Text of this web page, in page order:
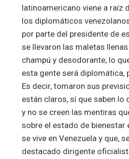
latinoamericano viene a raíz
los diplomáticos
por parte del presidente de
se llevaron las maletas
champú y desodorante, lo
esta gente será diplomática,
Es decir, tomaron sus
están claros, sí que saben lo
y no se creen las mentiras
sobre el estado de bienestar
se vive en Venezuela y que,
destacado dirigente